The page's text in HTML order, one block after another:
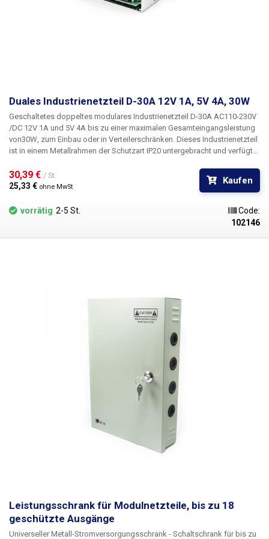
Weitere Industriestromversorgungen mit anderen Parametern finden Sie
Duales Industrienetzteil D-30A 12V 1A, 5V 4A, 30W
Geschaltetes doppeltes modulares Industrienetzteil D-30A AC110-230V
/DC 12V 1A und 5V 4A bis zu einer maximalen Gesamteingangsleistung
von30W, zum Einbau oder in Verteilerschränken. Dieses Industrienetzteil
ist in einem Metallrahmen der Schutzart IP20 untergebracht und verfügt
Anschluss der Eingangsnetzspannung und
zwei Abzweigungen von 12V
und 5V. Das Netzteil verfügt über einen Kurzschluss- und
umgeschaltet werden. Das Netzteil D-30A verfügt außerdem über eine
LED zur Anzeige der Stromversorgung und einen Trimmer zur Einstellung
Beleuchtung, Steuergeräte, Sensoren, etc.). Berücksichtigen Sie immer
eine ausreichende Gangreserve (ca. 20%). Es ist nicht ratsam, das
Netzteil über einen längeren Zeitraum an der Grenze seiner
mit anderen Parametern finden Sie in unserem Angebot.
30,39 € / St.
25,33 € ohne MwSt
Kaufen
vorrätig 2-5 St.
Code:
102146
Leistungsschrank für Modulnetzteile, bis zu 18
geschützte Ausgänge
Universeller Metall-Stromversorgungsschrank - Schaltschrank für bis zu